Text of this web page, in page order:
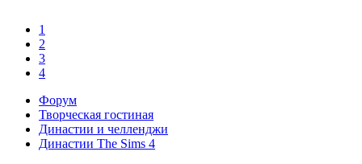
1
2
3
4
Форум
Творческая гостиная
Династии и челленджи
Династии The Sims 4